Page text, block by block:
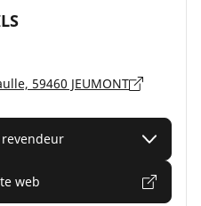
59460 JEUMONT
web